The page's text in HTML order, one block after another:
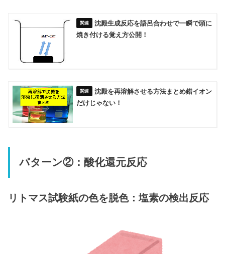
沈殿生成反応を語呂合わせで一瞬で頭に
焼き付ける覚え方公開！
沈殿を再溶解させる方法まとめ錯イオン
だけじゃない！
パターン②：酸化還元反応
リトマス試験紙の色を脱色：塩素の検出反応